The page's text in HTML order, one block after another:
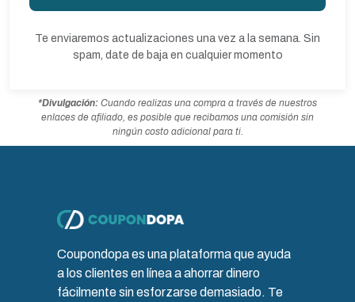
Te enviaremos actualizaciones una vez a la semana. Sin
spam, date de baja en cualquier momento
*Divulgación: Cuando realizas una compra a través de nuestros
enlaces de afiliado, es posible que recibamos una comisión sin
ningún costo adicional para ti.
Coupondopa es una plataforma que ayuda
a los clientes en línea a ahorrar dinero
fácilmente sin esforzarse demasiado. Te